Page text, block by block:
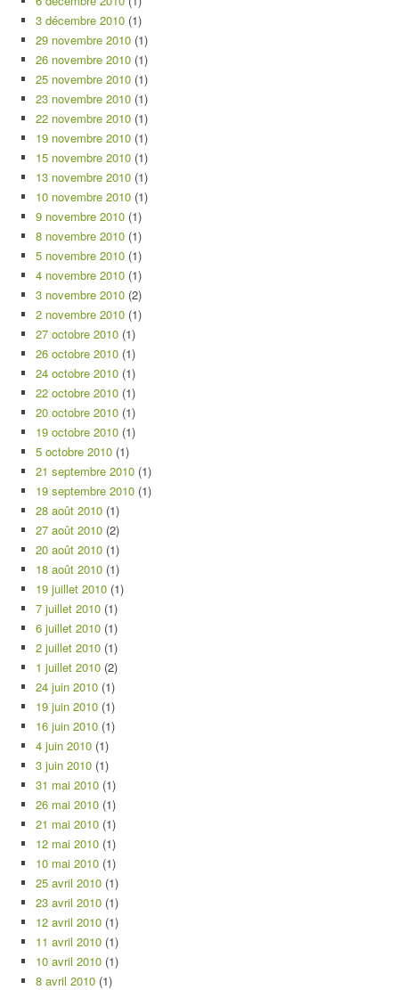
3 décembre 2010 (1)
29 novembre 2010 (1)
26 novembre 2010 (1)
25 novembre 2010 (1)
23 novembre 2010 (1)
22 novembre 2010 (1)
19 novembre 2010 (1)
15 novembre 2010 (1)
13 novembre 2010 (1)
10 novembre 2010 (1)
9 novembre 2010 (1)
8 novembre 2010 (1)
5 novembre 2010 (1)
4 novembre 2010 (1)
3 novembre 2010 (2)
2 novembre 2010 (1)
27 octobre 2010 (1)
26 octobre 2010 (1)
24 octobre 2010 (1)
22 octobre 2010 (1)
20 octobre 2010 (1)
19 octobre 2010 (1)
5 octobre 2010 (1)
21 septembre 2010 (1)
19 septembre 2010 (1)
28 août 2010 (1)
27 août 2010 (2)
20 août 2010 (1)
18 août 2010 (1)
19 juillet 2010 (1)
7 juillet 2010 (1)
6 juillet 2010 (1)
2 juillet 2010 (1)
1 juillet 2010 (2)
24 juin 2010 (1)
19 juin 2010 (1)
16 juin 2010 (1)
4 juin 2010 (1)
3 juin 2010 (1)
31 mai 2010 (1)
26 mai 2010 (1)
21 mai 2010 (1)
12 mai 2010 (1)
10 mai 2010 (1)
25 avril 2010 (1)
23 avril 2010 (1)
12 avril 2010 (1)
11 avril 2010 (1)
10 avril 2010 (1)
8 avril 2010 (1)